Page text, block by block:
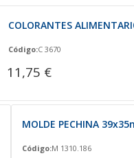
COLORANTES
Código:C 3670
11,75 €
MOLDE PECHINA
Código:M 1310.186